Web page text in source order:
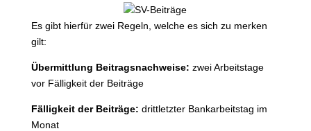
Es gibt hierfür zwei Regeln, welche es sich zu merken
gilt:
Übermittlung Beitragsnachweise: zwei Arbeitstage
vor Fälligkeit der Beiträge
Fälligkeit der Beiträge: drittletzter Bankarbeitstag im
Monat